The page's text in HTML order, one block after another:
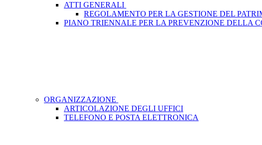
ATTI GENERALI
REGOLAMENTO PER LA GESTIONE DEL
PIANO TRIENNALE PER LA PREVENZIONE DELLA
ORGANIZZAZIONE
ARTICOLAZIONE DEGLI UFFICI
TELEFONO E POSTA ELETTRONICA